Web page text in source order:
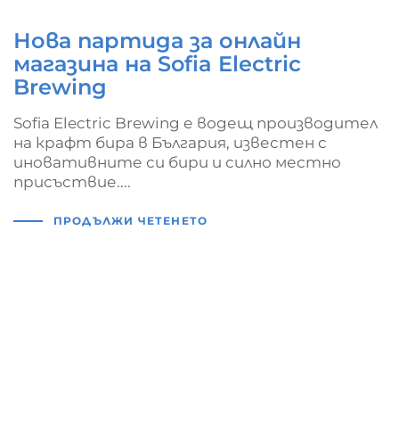
Нова партида за онлайн
магазина на Sofia Electric
Brewing
Sofia Electric Brewing е водещ производител
на крафт бира в България, известен с
иновативните си бири и силно местно
присъствие....
ПРОДЪЛЖИ ЧЕТЕНЕТО